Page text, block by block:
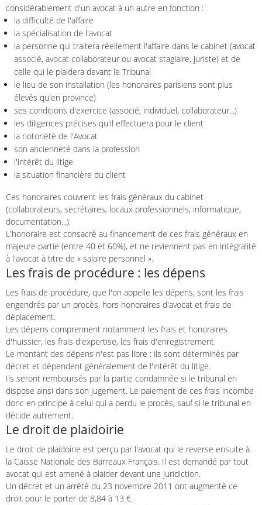
considérablement d'un avocat à un autre en fonction :
la difficulté de l'affaire
la spécialisation de l'avocat
la personne qui traitera réellement l'affaire dans le cabinet (avocat
associé, avocat collaborateur ou avocat stagiaire, juriste) et de
celle qui le plaidera devant le Tribunal
le lieu de son installation (les honoraires parisiens sont plus
élevés qu'en province)
ses conditions d'exercice (associé, individuel, collaborateur...)
les diligences précises qu'il effectuera pour le client
la notoriété de l'Avocat
son ancienneté dans la profession
l'intérêt du litige
la situation financière du client
Ces honoraires couvrent les frais généraux du cabinet
(collaborateurs, secrétaires, locaux professionnels, informatique,
documentation...).
L'honoraire est consacré au financement de ces frais généraux en
majeure partie (entre 40 et 60%), et ne reviennent pas en intégralité
à l'avocat à titre de « salaire personnel ».
Les frais de procédure : les dépens
Les frais de procédure, que l'on appelle les dépens, sont les frais
engendrés par un procès, hors honoraires d'avocat et frais de
déplacement.
Les dépens comprennent notamment les frais et honoraires
d'huissier, les frais d'expertise, les frais d'enregistrement.
Le montant des dépens n'est pas libre : ils sont déterminés par
décret et dépendent généralement de l'intérêt du litige.
Ils seront remboursés par la partie condamnée si le tribunal en
dispose ainsi dans son jugement. Le paiement de ces frais incombe
donc en principe à celui qui a perdu le procès, sauf si le tribunal en
décide autrement.
Le droit de plaidoirie
Le droit de plaidoirie est perçu par l'avocat qui le reverse ensuite à
la Caisse Nationale des Barreaux Français. Il est demandé par tout
avocat qui est amené à plaider devant une juridiction.
Un décret et un arrêté du 23 novembre 2011 ont augmenté ce
droit pour le porter de 8,84 à 13 €.